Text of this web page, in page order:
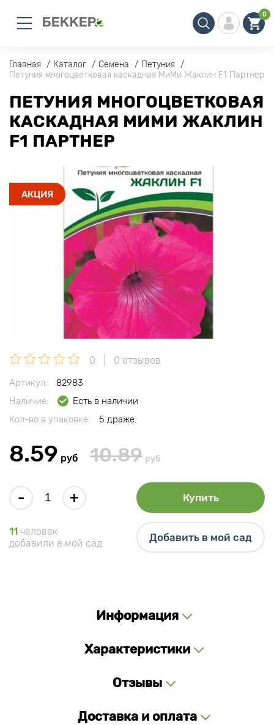
0
Главная Каталог Семена
Петуния
Петуния многоцветковая каскадная МиМи Жаклин F1 Партнер
ПЕТУНИЯ МНОГОЦВЕТКОВАЯ
КАСКАДНАЯ МИМИ ЖАКЛИН
F1 ПАРТНЕР
АКЦИЯ
0 0 отзывов
Артикул:
82983
Наличие:
Есть в наличии
Кол-во в упаковке:
5 драже.
8.59 руб 10.89 руб
- + Купить
11 человек
добавили в мой сад
Добавить в мой сад
Информация
Характеристики
Отзывы
Доставка и оплата